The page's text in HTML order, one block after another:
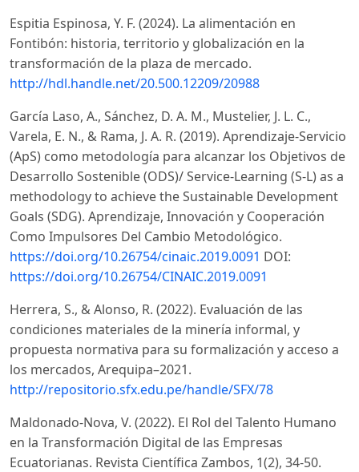
Espitia Espinosa, Y. F. (2024). La alimentación en
Fontibón: historia, territorio y globalización en la
transformación de la plaza de mercado.
http://hdl.handle.net/20.500.12209/20988
García Laso, A., Sánchez, D. A. M., Mustelier, J. L. C.,
Varela, E. N., & Rama, J. A. R. (2019). Aprendizaje-Servicio
(ApS) como metodología para alcanzar los Objetivos de
Desarrollo Sostenible (ODS)/ Service-Learning (S-L) as a
methodology to achieve the Sustainable Development
Goals (SDG). Aprendizaje, Innovación y Cooperación
Como Impulsores Del Cambio Metodológico.
https://doi.org/10.26754/cinaic.2019.0091 DOI:
https://doi.org/10.26754/CINAIC.2019.0091
Herrera, S., & Alonso, R. (2022). Evaluación de las
condiciones materiales de la minería informal, y
propuesta normativa para su formalización y acceso a
los mercados, Arequipa–2021.
http://repositorio.sfx.edu.pe/handle/SFX/78
Maldonado-Nova, V. (2022). El Rol del Talento Humano
en la Transformación Digital de las Empresas
Ecuatorianas. Revista Científica Zambos, 1(2), 34-50.